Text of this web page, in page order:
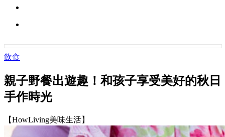
飲食
親子野餐出遊趣！和孩子享受美好的秋日
手作時光
【HowLiving美味生活】